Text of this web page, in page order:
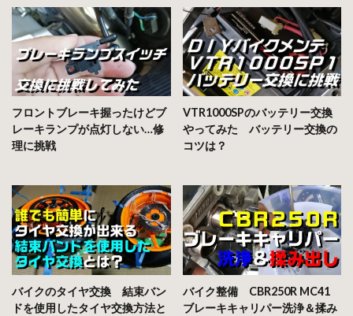
フロントブレーキ握ったけどブ
レーキランプが点灯しない…修
理に挑戦
VTR1000SPのバッテリー交換
やってみた バッテリー交換の
コツは？
バイクのタイヤ交換 結束バン
ドを使用したタイヤ交換方法と
バイク整備 CBR250R MC41
ブレーキキャリパー洗浄＆揉み